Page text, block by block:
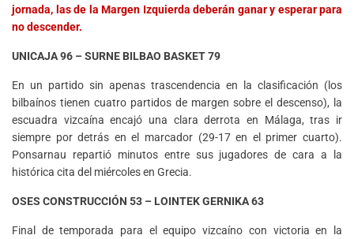
jornada, las de la Margen Izquierda deberán ganar y esperar para
no descender.
UNICAJA 96 – SURNE BILBAO BASKET 79
En un partido sin apenas trascendencia en la clasificación (los
bilbaínos tienen cuatro partidos de margen sobre el descenso), la
escuadra vizcaína encajó una clara derrota en Málaga, tras ir
siempre por detrás en el marcador (29-17 en el primer cuarto).
Ponsarnau repartió minutos entre sus jugadores de cara a la
histórica cita del miércoles en Grecia.
OSES CONSTRUCCIÓN 53 – LOINTEK GERNIKA 63
Final de temporada para el equipo vizcaíno con victoria en la